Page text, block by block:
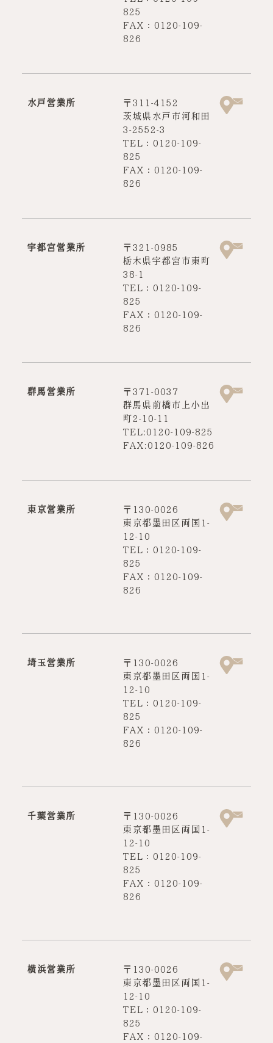
825
FAX：0120-109-
826
水戸営業所
〒311-4152
茨城県水戸市河和田
3-2552-3
TEL：0120-109-
825
FAX：0120-109-
826
宇都宮営業所
〒321-0985
栃木県宇都宮市東町
38-1
TEL：0120-109-
825
FAX：0120-109-
826
群馬営業所
〒371-0037
群馬県前橋市上小出
町2-10-11
TEL:0120-109-825
FAX:0120-109-826
東京営業所
〒130-0026
東京都墨田区両国1-
12-10
TEL：0120-109-
825
FAX：0120-109-
826
埼玉営業所
〒130-0026
東京都墨田区両国1-
12-10
TEL：0120-109-
825
FAX：0120-109-
826
千葉営業所
〒130-0026
東京都墨田区両国1-
12-10
TEL：0120-109-
825
FAX：0120-109-
826
横浜営業所
〒130-0026
東京都墨田区両国1-
12-10
TEL：0120-109-
825
FAX：0120-109-